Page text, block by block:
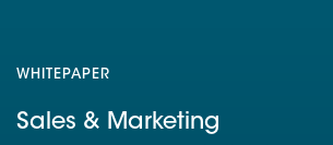
WHITEPAPER
Sales & Marketing